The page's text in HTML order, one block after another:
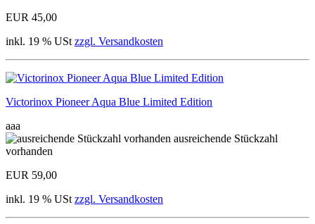
EUR 45,00
inkl. 19 % USt zzgl. Versandkosten
Victorinox Pioneer Aqua Blue Limited Edition
aaa
ausreichende Stückzahl
vorhanden
EUR 59,00
inkl. 19 % USt zzgl. Versandkosten